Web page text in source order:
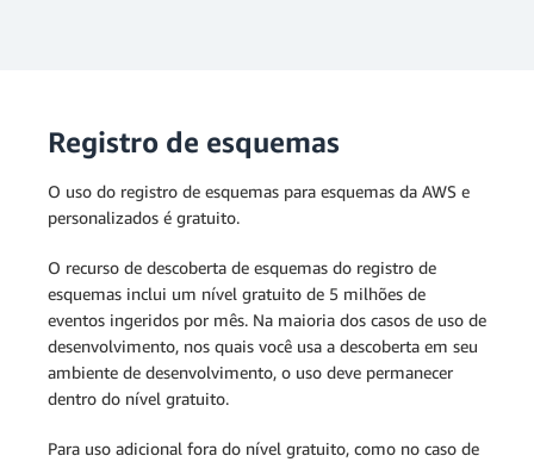
Registro de esquemas
O uso do registro de esquemas para esquemas da AWS e
personalizados é gratuito.
O recurso de descoberta de esquemas do registro de
esquemas inclui um nível gratuito de 5 milhões de
eventos ingeridos por mês. Na maioria dos casos de uso de
desenvolvimento, nos quais você usa a descoberta em seu
ambiente de desenvolvimento, o uso deve permanecer
dentro do nível gratuito.
Para uso adicional fora do nível gratuito, como no caso de